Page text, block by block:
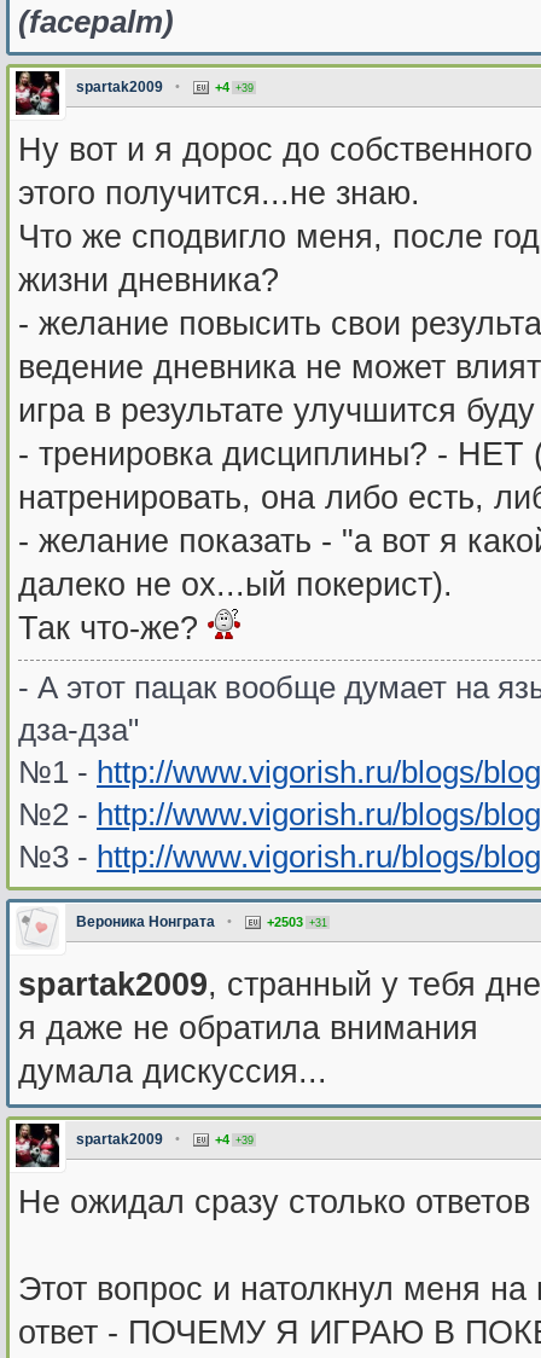
(facepalm)
spartak2009 • +4 +39
Ну вот и я дорос до
этого получится...не знаю.
Что же сподвигло меня, после
жизни дневника?
- желание повысить свои
ведение дневника не может
игра в результате улучшится
- тренировка дисциплины? -
натренировать, она либо есть,
- желание показать - "а вот я
далеко не ох...ый покерист).
Так что-же?
- А этот пацак вообще думает на
дза-дза"
№1 - http://www.vigorish.ru/blogs/
№2 - http://www.vigorish.ru/blogs/
№3 - http://www.vigorish.ru/blogs/
Вероника Нонграта • +2503 +31
spartak2009, странный у тебя
я даже не обратила внимания
думала дискуссия...
spartak2009 • +4 +39
Не ожидал сразу столько
Этот вопрос и натолкнул меня
ответ - ПОЧЕМУ Я ИГРАЮ В